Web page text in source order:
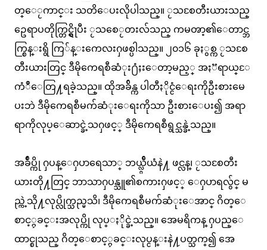
တ္ေႂကာင္း သတိေပးလိုပါသည္။ ႂသစႄတီးယားသည္
ဥေရာပတိုက္တြင္ရွိႃပီး ႂသစေႂတးလ်သည္ ကမၻာ့၏ေတာင္ဘ
က္စြန္းရွိ ကြ်န္းကေလးႁဖစ္ပါသည္။ ၂၀၁၆ ခုႏွစ္က ႂသစႄ
တီးယားတြင္ ဒီမိုကေရစီဆံုး႐ံႈးေတာ့မည့္ အႏၱရာယ္ႄ
ကံဳေတြ႔ရခဲ့သည္။ ထိုအခ်ိန္က ပါတီႏိုင္ငံေရးကိုဦးစားမေ
ပးဘဲ ဒီမိုကေရစီမက်ဆံုးေရးကိုသာ ဦးစားေပး၍ အရာ
ရာကိုလုပ္ေဆာင္ခဲ့သႁဖင့္ ဒီမိုကေရစီရွင္သန္ခဲ့သည္။
အခ်ဳပ္ကို ႁပန္ေႁပာရေသာ္ ဘယ္လ္ဂ်ီယံနဲ႔ ဖင္လန္၊ ႂသစႄတီး
ယားတို႔တြင္ ဘာသာႁပန္သူ၏စကားႁဖင့္ ေႁပာရလွ်င္ မ
ည္ကဲ့သို႔လုပ္လိုက္သည္မသိ၊ ဒီမိုကေရစီမက်ဆံုးေအာင္ ဂိတ္ေ
စာင့္ႁခင္းအလုပ္ကို လုပ္ႏိုင္ခဲ့သည္။ အေမရိကန္ ႁပည္ေ
ထာင္စုသည္ ဂိတ္ေစာင့္ႁခင္းလုပ္ငန္းနဲ႔ပတ္သက္၍ အေ